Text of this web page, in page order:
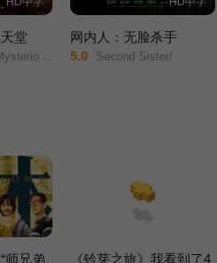
堂
Shop Jeoncheondang/
网内人：无脸杀手
5.0 Second Sister/
师兄弟 《铃芽之旅》我看到了4